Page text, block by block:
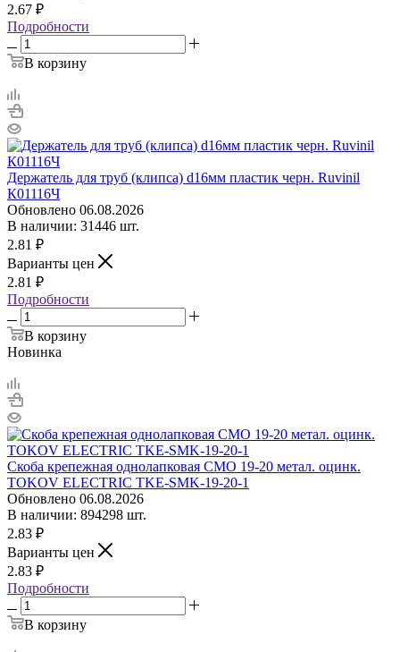
2.67 ₽
Подробности
В корзину
Держатель для труб (клипса) d16мм пластик черн. Ruvinil
К01116Ч
Обновлено 06.08.2026
В наличии: 31446 шт.
2.81 ₽
Варианты цен
2.81 ₽
Подробности
В корзину
Новинка
Скоба крепежная однолапковая СМО 19-20 метал. оцинк.
TOKOV ELECTRIC TKE-SMK-19-20-1
Обновлено 06.08.2026
В наличии: 894298 шт.
2.83 ₽
Варианты цен
2.83 ₽
Подробности
В корзину